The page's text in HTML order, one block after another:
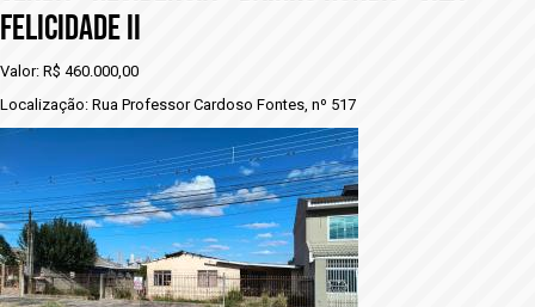
FELICIDADE II
Valor: R$ 460.000,00
Localização: Rua Professor Cardoso Fontes, nº 517